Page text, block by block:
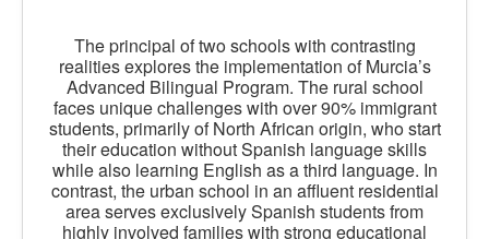
The principal of two schools with contrasting
realities explores the implementation of Murcia’s
Advanced Bilingual Program. The rural school
faces unique challenges with over 90% immigrant
students, primarily of North African origin, who start
their education without Spanish language skills
while also learning English as a third language. In
contrast, the urban school in an affluent residential
area serves exclusively Spanish students from
highly involved families with strong educational